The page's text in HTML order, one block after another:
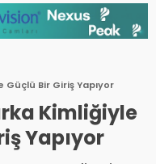
Güçlü Bir Giriş Yapıyor
Kimliğiyle
Yapıyor